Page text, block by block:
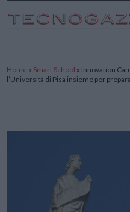
Home » Smart School » Innovation
l’Università di Pisa insieme per